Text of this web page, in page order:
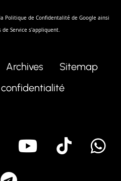
Politique de Confidentalité de Google ainsi
de Service s'appliquent.
Archives
Sitemap
confidentialité
Instagram
Youtube
Tik